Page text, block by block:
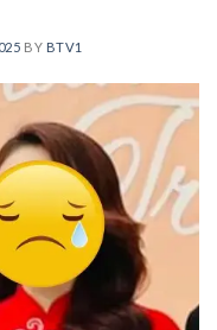
BY BTV1